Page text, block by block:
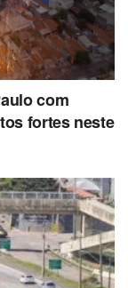
com
fortes neste